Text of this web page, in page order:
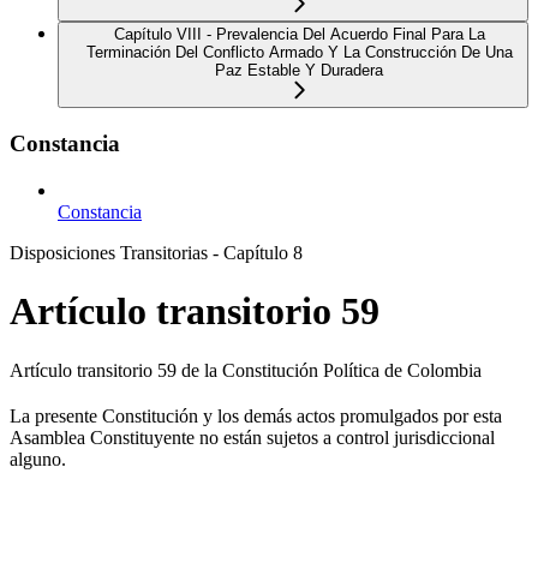
Capítulo VIII - Prevalencia Del Acuerdo Final Para La
Terminación Del Conflicto Armado Y La Construcción De Una
Paz Estable Y Duradera
Constancia
Constancia
Disposiciones Transitorias - Capítulo 8
Artículo transitorio 59
Artículo transitorio 59 de la Constitución Política de Colombia
La presente Constitución y los demás actos promulgados por esta
Asamblea Constituyente no están sujetos a control jurisdiccional
alguno.